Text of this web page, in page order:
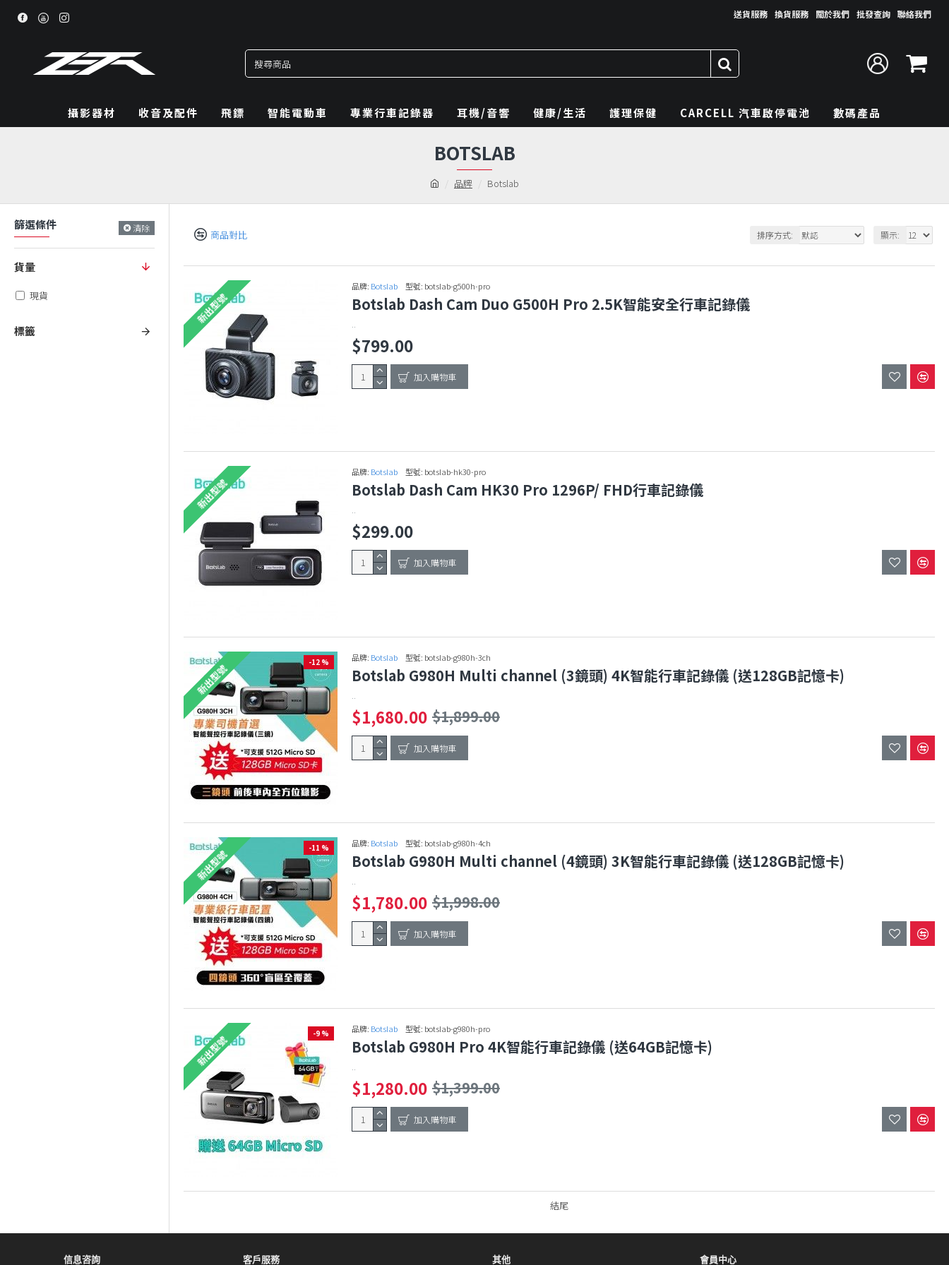
送貨服務 換貨服務 關於我們 批發查詢 聯絡我們
攝影器材 收音及配件 飛鏢 智能電動車 專業行車記錄器 耳機/音響 健康/生活 護理保健 CARCELL 汽車啟停電池 數碼產品
品牌 Botslab
BOTSLAB
篩選條件 清除
標籤
貨量
現貨
商品對比 排序方式: 顯示:
新出型號
品牌: Botslab 型號: botslab-g500h-pro
Botslab Dash Cam Duo G500H Pro 2.5K智能安全行車記錄儀
..
$799.00
加入購物車
新出型號
品牌: Botslab 型號: botslab-hk30-pro
Botslab Dash Cam HK30 Pro 1296P/ FHD行車記錄儀
..
$299.00
加入購物車
新出型號 -12 % 品牌: Botslab 型號: botslab-g980h-3ch
Botslab G980H Multi channel (3鏡頭) 4K智能行車記錄儀 (送128GB記憶卡)
..
$1,680.00 $1,899.00
加入購物車
新出型號 -11 % 品牌: Botslab 型號: botslab-g980h-4ch
Botslab G980H Multi channel (4鏡頭) 3K智能行車記錄儀 (送128GB記憶卡)
..
$1,780.00 $1,998.00
加入購物車
新出型號 -9 % 品牌: Botslab 型號: botslab-g980h-pro
Botslab G980H Pro 4K智能行車記錄儀 (送64GB記憶卡)
..
$1,280.00 $1,399.00
加入購物車
結尾
信息咨詢 客戶服務 其他 會員中心